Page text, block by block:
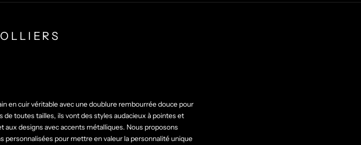
en cuir véritable avec une doublure rembourrée douce pour
toutes tailles, ils vont des styles audacieux à pointes et
aux designs avec accents métalliques. Nous proposons
pour mettre en valeur la personnalité unique